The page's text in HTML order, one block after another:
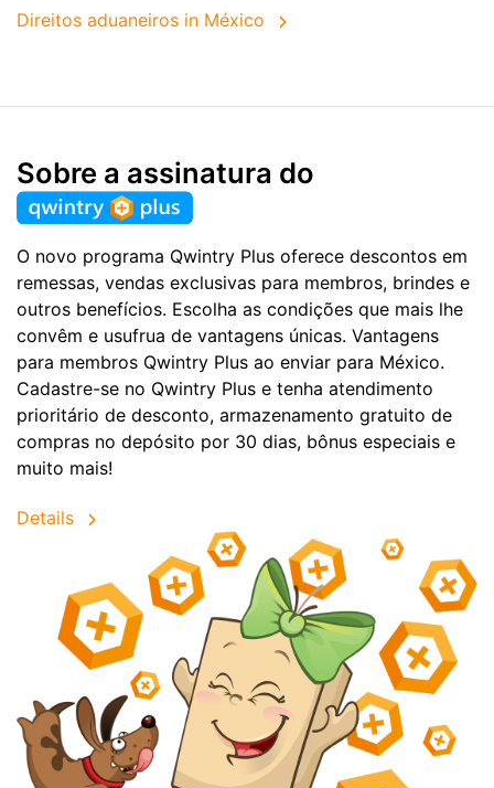
Direitos aduaneiros in México
Sobre a assinatura do
O novo programa Qwintry Plus oferece descontos em
remessas, vendas exclusivas para membros, brindes e
outros benefícios. Escolha as condições que mais lhe
convêm e usufrua de vantagens únicas. Vantagens
para membros Qwintry Plus ao enviar para México.
Cadastre-se no Qwintry Plus e tenha atendimento
prioritário de desconto, armazenamento gratuito de
compras no depósito por 30 dias, bônus especiais e
muito mais!
Details